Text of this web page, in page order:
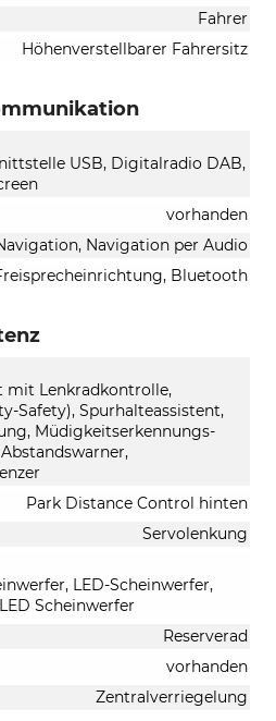
Fahrer
Höhenverstellbarer Fahrersitz
USB, Digitalradio DAB,
vorhanden
Navigation per Audio
Bluetooth
mit Lenkradkontrolle,
Safety), Spurhalteassistent,
Müdigkeitserkennungs-
Park Distance Control hinten
Servolenkung
LED-Scheinwerfer,
Scheinwerfer
Reserverad
vorhanden
Zentralverriegelung